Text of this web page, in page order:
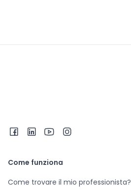
Come funziona
Come trovare il mio professionista?